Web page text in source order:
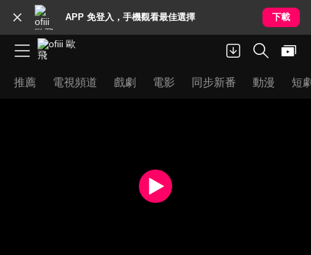
APP 免登入，手機觀看最佳選擇 下載
推薦 電視頻道 戲劇 電影 同步新番 動漫 短